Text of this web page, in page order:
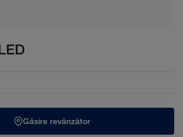
Găsire revânzător